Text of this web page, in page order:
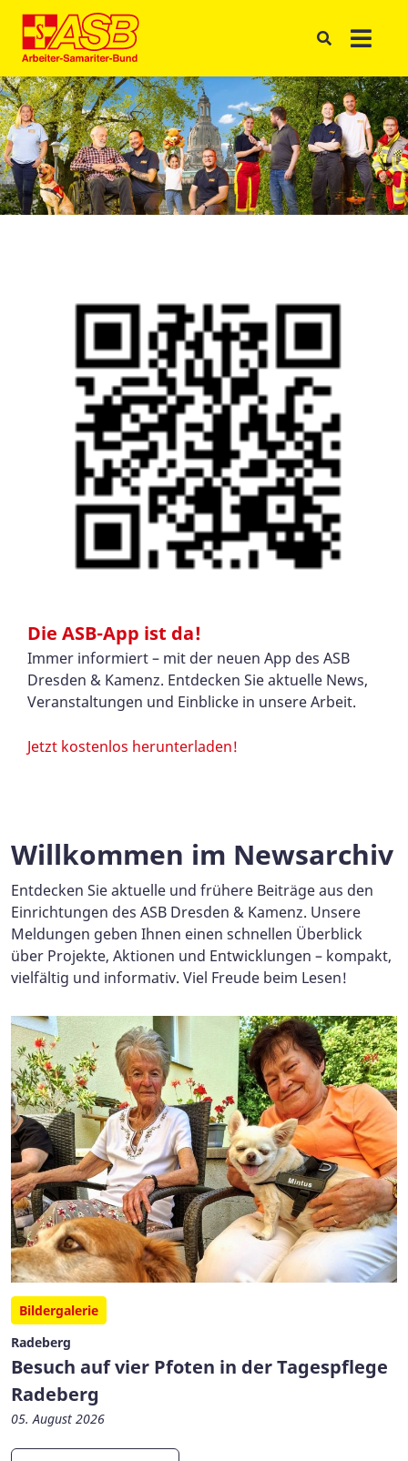
Die ASB-App ist da!
Immer informiert – mit der neuen App des ASB
Dresden & Kamenz. Entdecken Sie aktuelle News,
Veranstaltungen und Einblicke in unsere Arbeit.
Jetzt kostenlos herunterladen!
Willkommen im Newsarchiv
Entdecken Sie aktuelle und frühere Beiträge aus den
Einrichtungen des ASB Dresden & Kamenz. Unsere
Meldungen geben Ihnen einen schnellen Überblick
über Projekte, Aktionen und Entwicklungen – kompakt,
vielfältig und informativ. Viel Freude beim Lesen!
Bildergalerie
Radeberg
Besuch auf vier Pfoten in der Tagespflege
Radeberg
05. August 2026